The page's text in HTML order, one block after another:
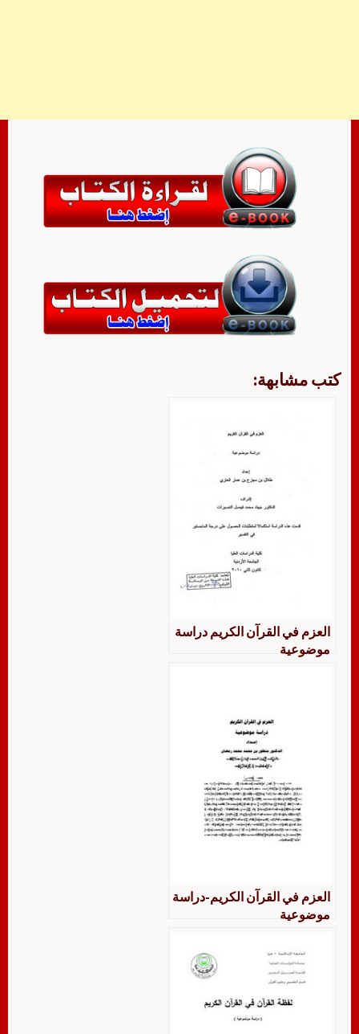
كتب مشابهة:
العزم في القرآن الكريم دراسة
موضوعية
العزم في القرآن الكريم-دراسة
موضوعية